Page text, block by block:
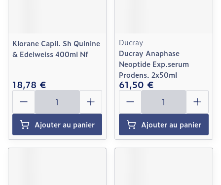
Klorane Capil. Sh Quinine
& Edelweiss 400ml Nf
18,78 €
Quantité
Ajouter au panier
Ducray
Ducray Anaphase
Neoptide Exp.serum
Prodens. 2x50ml
61,50 €
Quantité
Ajouter au panier